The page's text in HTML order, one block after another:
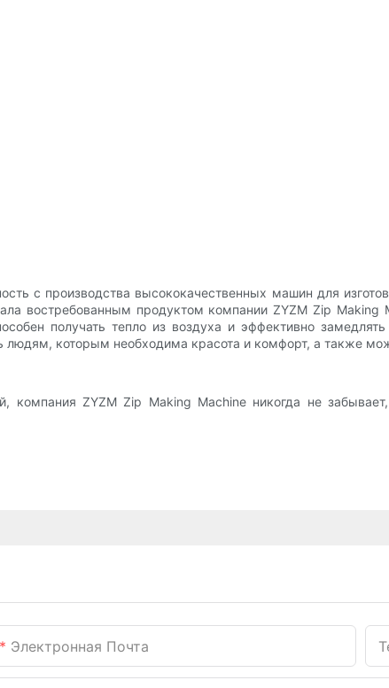
с производства высококачественных машин для
востребованным продуктом компании ZYZM Zip Making
получать тепло из воздуха и эффективно
людям, которым необходима красота и комфорт, а также
ZYZM Zip Making Machine никогда не
Электронная Почта